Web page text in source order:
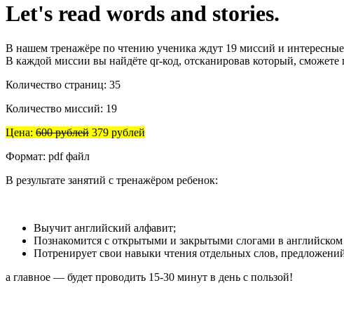
Let's read words and stories.
В нашем тренажёре по чтению ученика ждут 19 миссий и
В каждой миссии вы найдёте qr-код, отсканировав который, сможете
Количество страниц: 35
Количество миссий: 19
Цена: 600 рублей 379 рублей
Формат: pdf файл
В результате занятий с тренажёром ребенок:
Выучит английский алфавит;
Познакомится с открытыми и закрытыми слогами в английском
Потренирует свои навыки чтения отдельных слов,
а главное — будет проводить 15-30 минут в день с пользой!